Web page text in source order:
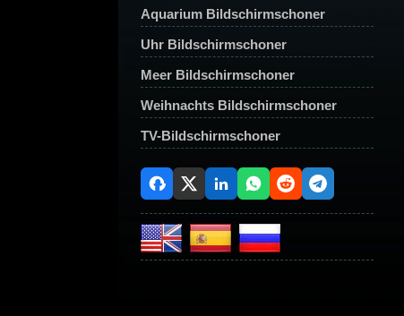
Aquarium Bildschirmschoner
Uhr Bildschirmschoner
Meer Bildschirmschoner
Weihnachts Bildschirmschoner
TV-Bildschirmschoner